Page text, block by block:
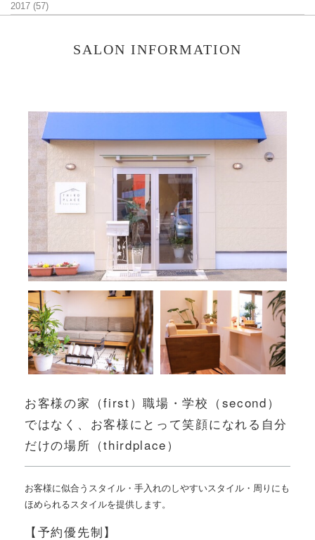
2017 (57)
SALON INFORMATION
お客様の家（first）職場・学校（second）
ではなく、お客様にとって笑顔になれる自分
だけの場所（thirdplace）
お客様に似合うスタイル・手入れのしやすいスタイル・周りにも
ほめられるスタイルを提供します。
【予約優先制】